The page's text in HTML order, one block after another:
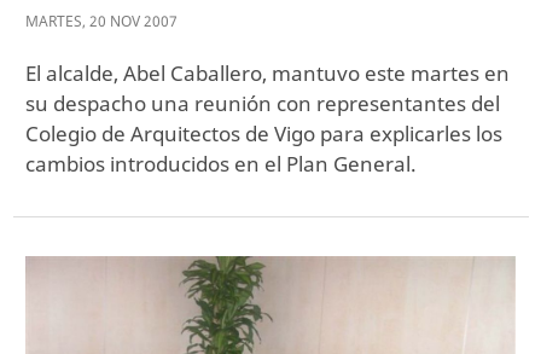
MARTES, 20 NOV2007
El alcalde, Abel Caballero, mantuvo este martes en
su despacho una reunión con representantes del
Colegio de Arquitectos de Vigo para explicarles los
cambios introducidos en el Plan General.